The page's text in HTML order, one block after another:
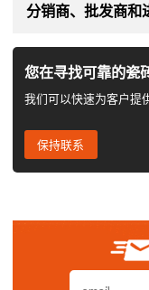
分销商、批发商和
您在寻找可靠的瓷
我们可以快速为客户提
保持联系